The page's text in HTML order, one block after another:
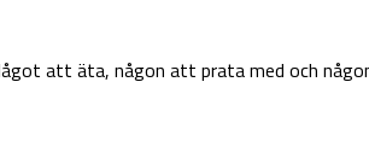
att äta, någon att prata med och